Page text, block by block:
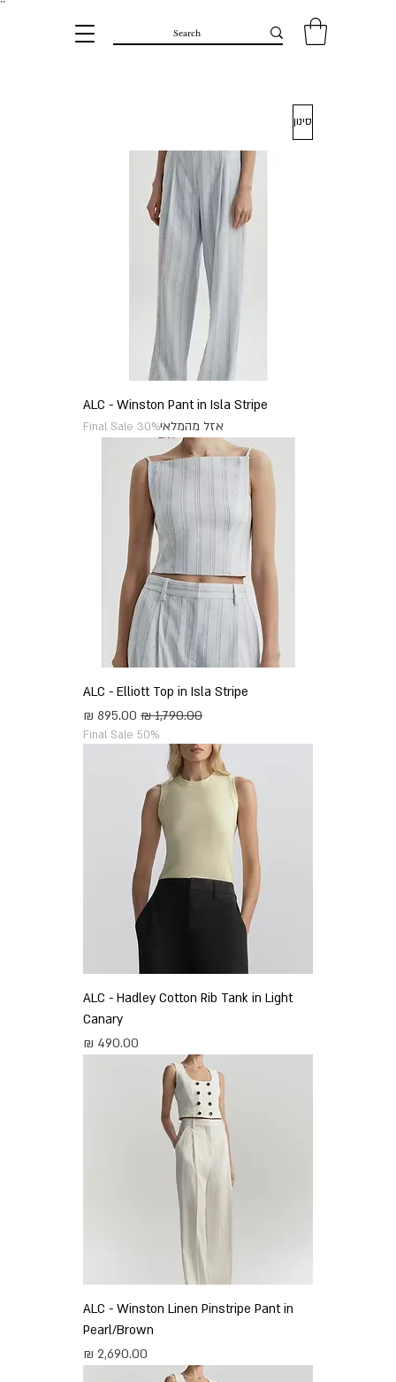
``​
סינון
ALC - Winston Pant in Isla Stripe
אזל מהמלאיFinal Sale 30%
ALC - Elliott Top in Isla Stripe
מחיר רגיל
מחיר מבצע
Final Sale 50%
ALC - Hadley Cotton Rib Tank in Light
Canary
מחיר
ALC - Winston Linen Pinstripe Pant in
Pearl/Brown
מחיר